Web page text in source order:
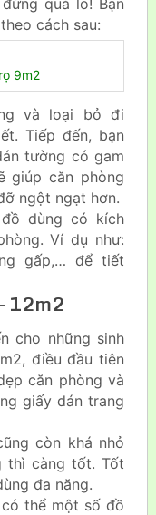
quá lo! Bạn
cách sau:
9m2
và loại bỏ đi
Tiếp đến, bạn
tường có gam
giúp căn phòng
ngột ngạt hơn.
dùng có kích
Ví dụ như:
gấp,… để tiết
12m2
cho những sinh
điều đầu tiên
căn phòng và
giấy dán trang
còn khá nhỏ
thì càng tốt. Tốt
đa năng.
có thể một số đồ